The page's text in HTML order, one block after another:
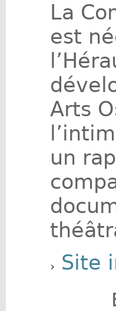
La
est
Arts
un
Site